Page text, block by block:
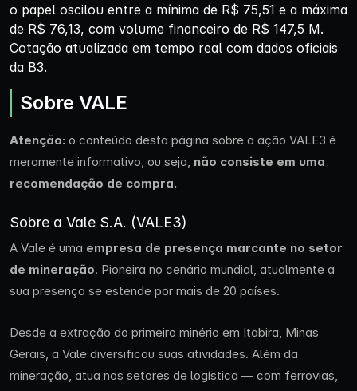
o papel oscilou entre a mínima de R$ 75,51 e a máxima
de R$ 76,13, com volume financeiro de R$ 147,5 M.
Cotação atualizada em tempo real com dados oficiais
da B3.
Sobre VALE
Atenção: o conteúdo desta página sobre a ação VALE3 é
meramente informativo, ou seja, não consiste em uma
recomendação de compra.
Sobre a Vale S.A. (VALE3)
A Vale é uma empresa de presença marcante no setor
de mineração. Pioneira no cenário mundial, atualmente a
sua presença se estende por mais de 20 países.
Desde a extração do primeiro minério em Itabira, Minas
Gerais, a Vale diversificou suas atividades. Além da
mineração, atua nos setores de logística — com ferrovias,